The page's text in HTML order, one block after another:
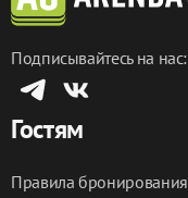
Подписывайтесь на нас:
Гостям
Правила бронирования